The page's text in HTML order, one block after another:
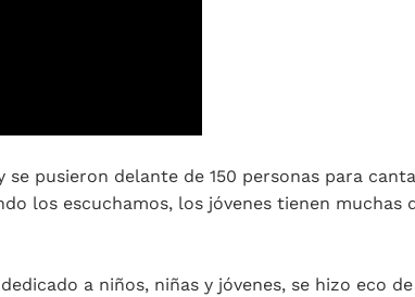
pusieron delante de 150 personas para
los escuchamos, los jóvenes tienen muchas
a niños, niñas y jóvenes, se hizo eco